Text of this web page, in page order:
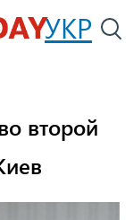
УКР
второй